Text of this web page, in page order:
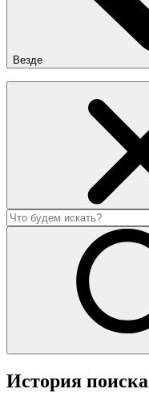
Везде
История поиска